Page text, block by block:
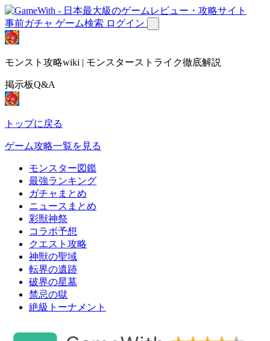
事前ガチャ ゲーム検索 ログイン
モンスト攻略wiki | モンスターストライク徹底解説
掲示板Q&A
トップに戻る
ゲーム攻略一覧を見る
モンスター図鑑
最強ランキング
ガチャまとめ
ニュースまとめ
彩獣神祭
コラボ予想
クエスト攻略
神獣の聖域
転界の遺跡
破界の星墓
禁忌の獄
絶級トーナメント